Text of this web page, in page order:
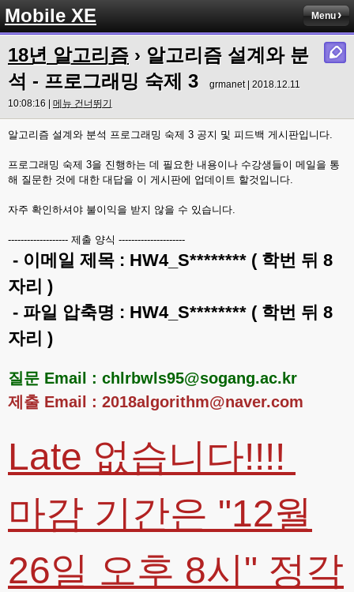
Mobile XE Menu
18년 알고리즘 › 알고리즘 설계와 분
석 - 프로그래밍 숙제 3
grmanet | 2018.12.11
10:08:16 | 메뉴 건너뛰기
알고리즘 설계와 분석 프로그래밍 숙제 3 공지 및 피드백 게시판입니다.
프로그래밍 숙제 3을 진행하는 데 필요한 내용이나 수강생들이 메일을 통
해 질문한 것에 대한 대답을 이 게시판에 업데이트 할것입니다.
자주 확인하셔야 불이익을 받지 않을 수 있습니다.
------------------- 제출 양식 ---------------------
- 이메일 제목 : HW4_S******** ( 학번 뒤 8
자리 )
- 파일 압축명 : HW4_S******** ( 학번 뒤 8
자리 )
질문 Email : chlrbwls95@sogang.ac.kr
제출 Email : 2018algorithm@naver.com
Late 없습니다!!!!
마감 기간은 "12월
26일 오후 8시" 정각